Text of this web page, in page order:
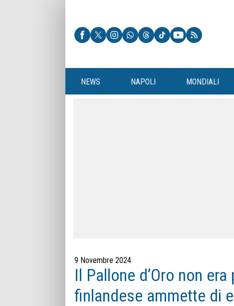
NEWS NAPOLI MONDIALI
9 Novembre 2024
Il Pallone d’Oro non
finlandese ammette di